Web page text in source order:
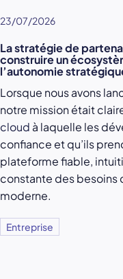
23/07/2026
La stratégie de
construire un
l’autonomie
Lorsque nous avons
notre mission était
cloud à laquelle les
confiance et qu’ils
plateforme fiable,
constante des
moderne.
Entreprise